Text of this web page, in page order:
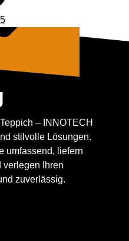
– INNOTECH
stilvolle Lösungen.
umfassend, liefern
verlegen Ihren
zuverlässig.